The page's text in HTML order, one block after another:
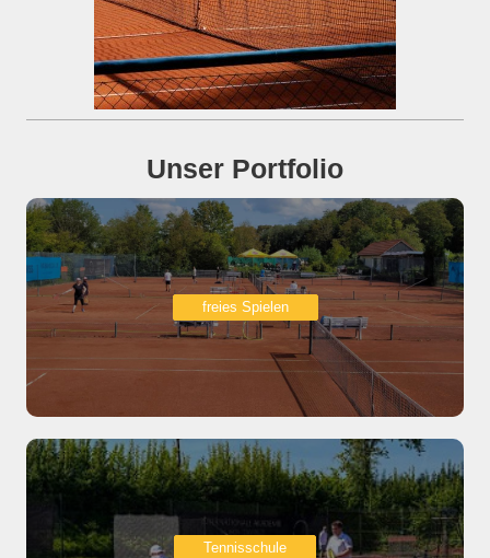
Unser Portfolio
freies Spielen
Tennisschule